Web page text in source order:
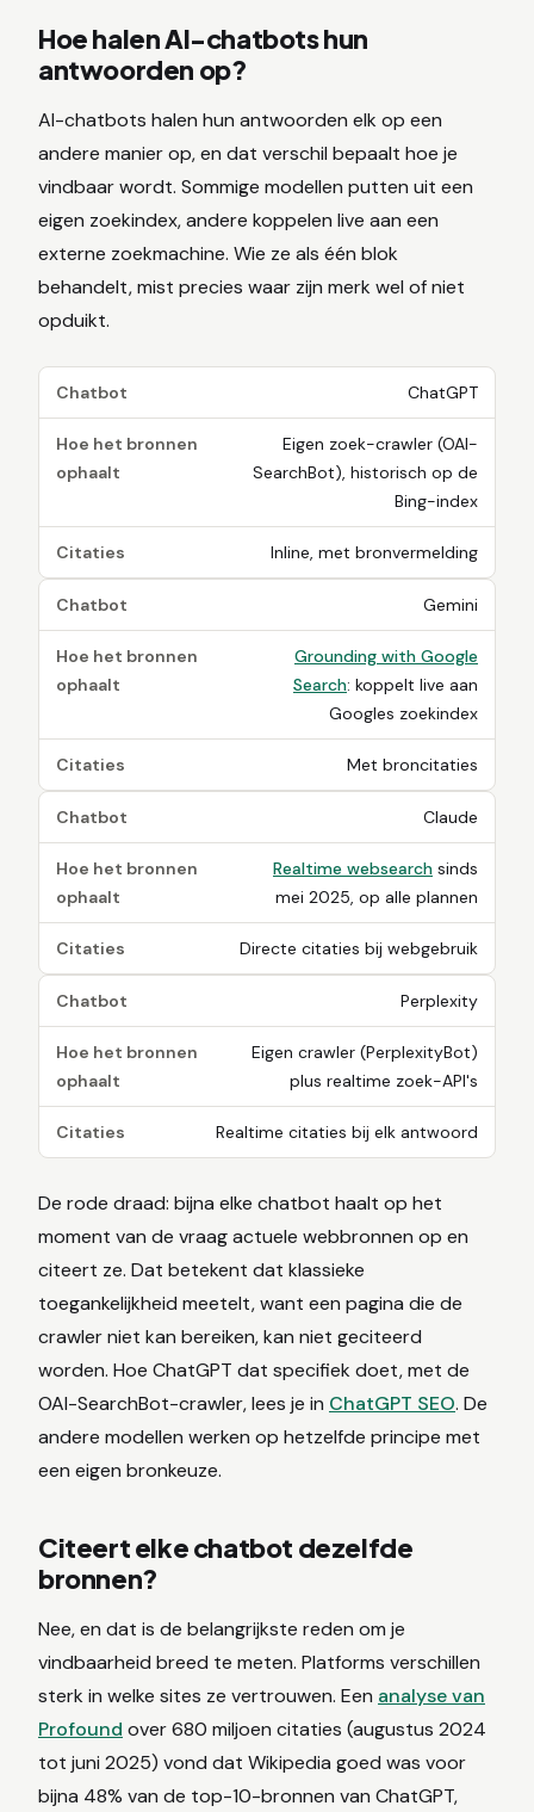
Hoe halen AI-chatbots hun
antwoorden op?
AI-chatbots halen hun antwoorden elk op een
andere manier op, en dat verschil bepaalt hoe je
vindbaar wordt. Sommige modellen putten uit een
eigen zoekindex, andere koppelen live aan een
externe zoekmachine. Wie ze als één blok
behandelt, mist precies waar zijn merk wel of niet
opduikt.
Chatbot ChatGPT
Hoe het bronnen
ophaalt
Eigen zoek-crawler (OAI-
SearchBot), historisch op de
Bing-index
Citaties Inline, met bronvermelding
Chatbot Gemini
Hoe het bronnen
ophaalt
Grounding with Google
Search: koppelt live aan
Googles zoekindex
Citaties Met broncitaties
Chatbot Claude
Hoe het bronnen
ophaalt
Realtime websearch sinds
mei 2025, op alle plannen
Citaties Directe citaties bij webgebruik
Chatbot Perplexity
Hoe het bronnen
ophaalt
Eigen crawler (PerplexityBot)
plus realtime zoek-API's
Citaties Realtime citaties bij elk antwoord
De rode draad: bijna elke chatbot haalt op het
moment van de vraag actuele webbronnen op en
citeert ze. Dat betekent dat klassieke
toegankelijkheid meetelt, want een pagina die de
crawler niet kan bereiken, kan niet geciteerd
worden. Hoe ChatGPT dat specifiek doet, met de
OAI-SearchBot-crawler, lees je in ChatGPT SEO. De
andere modellen werken op hetzelfde principe met
een eigen bronkeuze.
Citeert elke chatbot dezelfde
bronnen?
Nee, en dat is de belangrijkste reden om je
vindbaarheid breed te meten. Platforms verschillen
sterk in welke sites ze vertrouwen. Een analyse van
Profound over 680 miljoen citaties (augustus 2024
tot juni 2025) vond dat Wikipedia goed was voor
bijna 48% van de top-10-bronnen van ChatGPT,